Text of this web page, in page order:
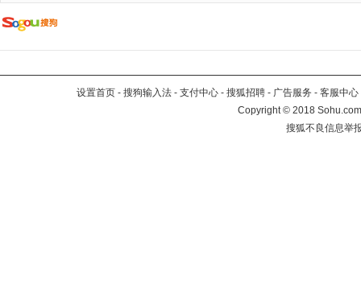
设置首页 - 搜狗输入法 - 支付中心 - 搜狐招聘 - 广告服务 - 客服中心
Copyright©2018
搜狐不良信息举